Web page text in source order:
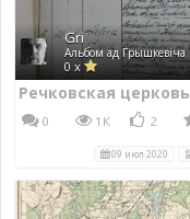
Gri
Альбом ад Грышкевіча
0 x
Речковская церковь
0 1К 2
09 июл 2020